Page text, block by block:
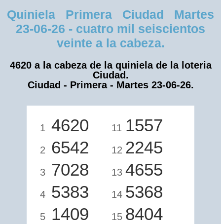
Quiniela Primera Ciudad Martes
23-06-26 - cuatro mil seiscientos
veinte a la cabeza.
4620 a la cabeza de la quiniela de la loteria
Ciudad.
Ciudad - Primera - Martes 23-06-26.
1 4620
2 6542
3 7028
4 5383
5 1409
11 1557
12 2245
13 4655
14 5368
15 8404